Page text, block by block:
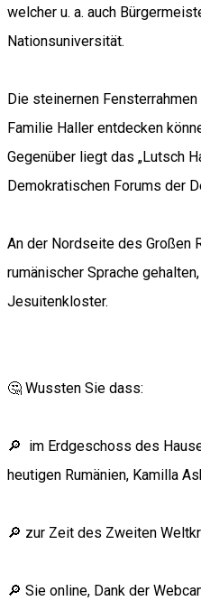
welcher u. a. auch
Nationsuniversität.
Die steinernen
Familie Haller entdecken
Gegenüber liegt das „Lutsch
Demokratischen Forums der
An der Nordseite des Großen
rumänischer Sprache
Jesuitenkloster.
🤔 Wussten Sie dass:
🔎 im Erdgeschoss des
heutigen Rumänien, Kamilla
🔎 zur Zeit des Zweiten
🔎 Sie online, Dank der